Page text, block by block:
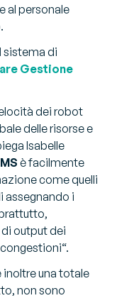
al personale
sistema di
Gestione
dei robot
delle risorse e
Isabelle
è facilmente
come quelli
assegnando i
output dei
“.
una totale
non sono